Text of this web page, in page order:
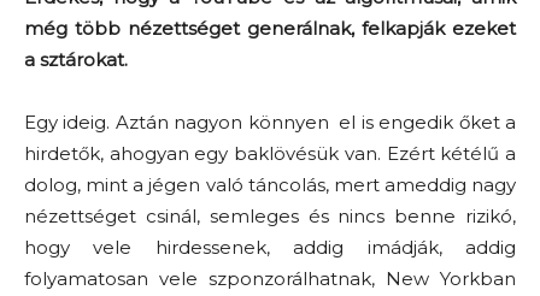
még több nézettséget generálnak, felkapják ezeket
a sztárokat.
Egy ideig. Aztán nagyon könnyen el is engedik őket a
hirdetők, ahogyan egy baklövésük van. Ezért kétélű a
dolog, mint a jégen való táncolás, mert ameddig nagy
nézettséget csinál, semleges és nincs benne rizikó,
hogy vele hirdessenek, addig imádják, addig
folyamatosan vele szponzorálhatnak, New Yorkban